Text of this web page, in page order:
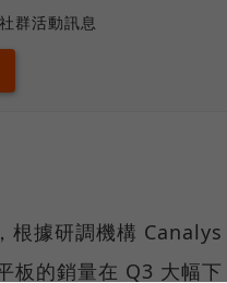
群活動訊息
根據研調機構 Canalys
板的銷量在 Q3 大幅下